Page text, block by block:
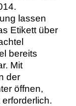
lassen
Etikett über
bereits
Mit
der
öffnen,